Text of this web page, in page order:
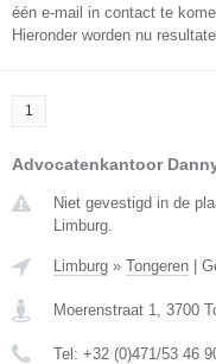
één e-mail in contact te
Hieronder worden nu
1
Advocatenkantoor
Niet gevestigd in de
Limburg.
Limburg » Tongeren
Moerenstraat 1, 3700
Tel: +32 (0)471/53 46